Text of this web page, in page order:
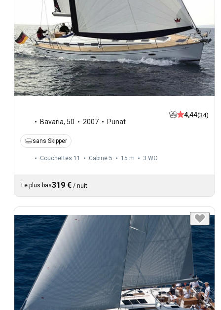
Bavaria, 50 2007 Punat
4,44(34)
sans Skipper
Couchettes 11 Cabine 5 15 m 3 WC
Le plus bas319 € / nuit